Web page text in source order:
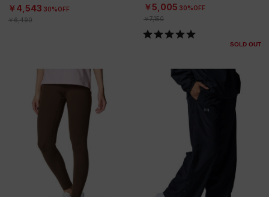
N）
￥4,543 30%OFF
￥6,490
￥5,005 30%OFF
￥7,150
SOLD OUT